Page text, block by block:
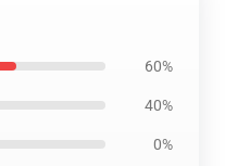
60%
40%
0%